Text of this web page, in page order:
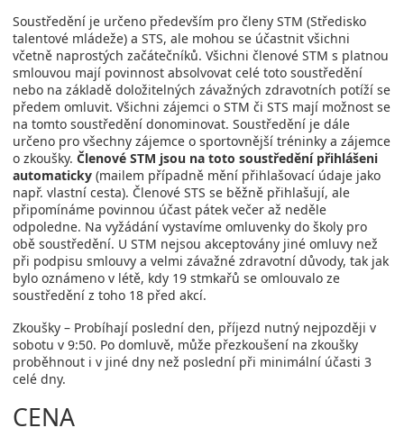
Soustředění je určeno především pro členy STM (Středisko
talentové mládeže) a STS, ale mohou se účastnit všichni
včetně naprostých začátečníků. Všichni členové STM s platnou
smlouvou mají povinnost absolvovat celé toto soustředění
nebo na základě doložitelných závažných zdravotních potíží se
předem omluvit. Všichni zájemci o STM či STS mají možnost se
na tomto soustředění donominovat. Soustředění je dále
určeno pro všechny zájemce o sportovnější tréninky a zájemce
o zkoušky. Členové STM jsou na toto soustředění přihlášeni
automaticky (mailem případně mění přihlašovací údaje jako
např. vlastní cesta). Členové STS se běžně přihlašují, ale
připomínáme povinnou účast pátek večer až neděle
odpoledne. Na vyžádání vystavíme omluvenky do školy pro
obě soustředění. U STM nejsou akceptovány jiné omluvy než
při podpisu smlouvy a velmi závažné zdravotní důvody, tak jak
bylo oznámeno v létě, kdy 19 stmkařů se omlouvalo ze
soustředění z toho 18 před akcí.
Zkoušky – Probíhají poslední den, příjezd nutný nejpozději v
sobotu v 9:50. Po domluvě, může přezkoušení na zkoušky
proběhnout i v jiné dny než poslední při minimální účasti 3
celé dny.
CENA